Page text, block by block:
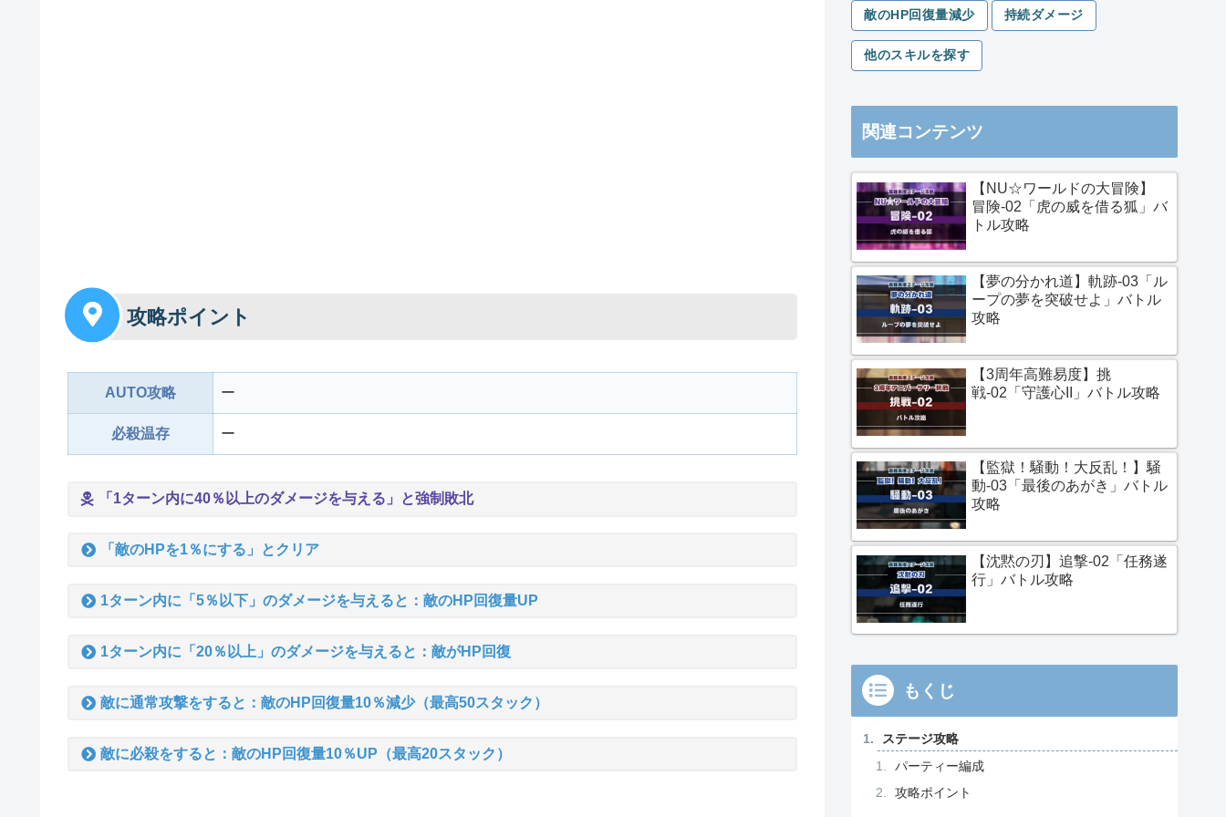
攻略ポイント
AUTO攻略 ー
必殺温存 ー
「1ターン内に40％以上のダメージを与える」と強制敗北
「敵のHPを1％にする」とクリア
1ターン内に「5％以下」のダメージを与えると：敵のHP回復量UP
1ターン内に「20％以上」のダメージを与えると：敵がHP回復
敵に通常攻撃をすると：敵のHP回復量10％減少（最高50スタック）
敵に必殺をすると：敵のHP回復量10％UP（最高20スタック）
敵のHP回復量減少 持続ダメージ
他のスキルを探す
関連コンテンツ
【NU☆ワールドの大冒険】
冒険-02「虎の威を借る狐」バ
トル攻略
【夢の分かれ道】軌跡-03「ル
ープの夢を突破せよ」バトル
攻略
【3周年高難易度】挑
戦-02「守護心II」バトル攻略
【監獄！騒動！大反乱！】騒
動-03「最後のあがき」バトル
攻略
【沈黙の刃】追撃-02「任務遂
行」バトル攻略
もくじ
ステージ攻略
パーティー編成
攻略ポイント